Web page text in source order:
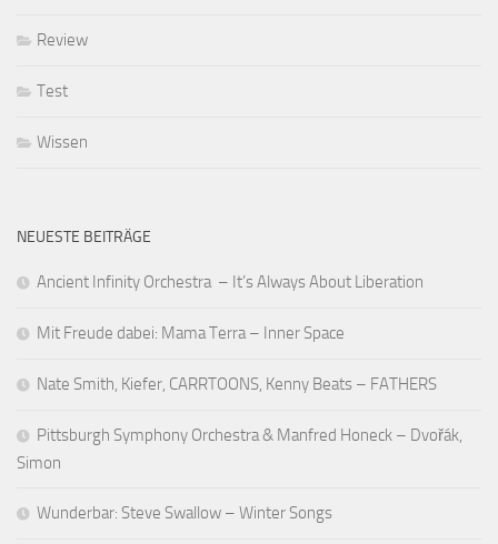
Review
Test
Wissen
NEUESTE BEITRÄGE
Ancient Infinity Orchestra – It’s Always About Liberation
Mit Freude dabei: Mama Terra – Inner Space
Nate Smith, Kiefer, CARRTOONS, Kenny Beats – FATHERS
Pittsburgh Symphony Orchestra & Manfred Honeck – Dvořák,
Simon
Wunderbar: Steve Swallow – Winter Songs